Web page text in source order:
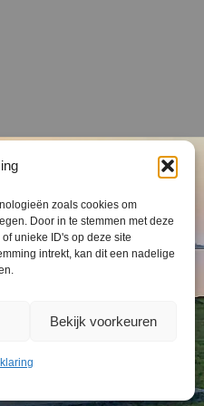
zoals cookies om
Door in te stemmen met deze
unieke ID's op deze site
intrekt, kan dit een nadelige
Bekijk voorkeuren
(EU)